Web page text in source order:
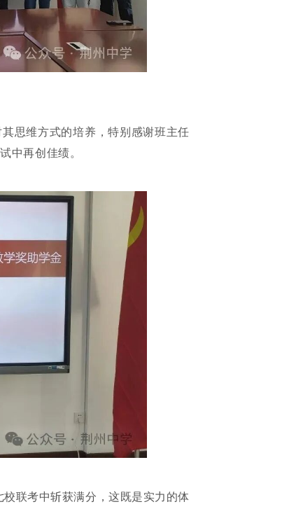
思维方式的培养，特别感谢班主任
中再创佳绩。
联考中斩获满分，这既是实力的体